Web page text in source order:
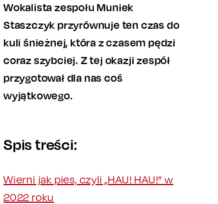
Wokalista zespołu Muniek
Staszczyk przyrównuje ten czas do
kuli śnieżnej, która z czasem pędzi
coraz szybciej. Z tej okazji zespół
przygotował dla nas coś
wyjątkowego.
Spis treści:
Wierni jak pies, czyli „HAU! HAU!” w
2022 roku